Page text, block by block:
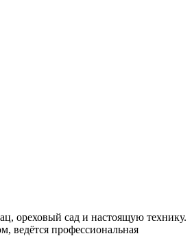
ореховый сад и настоящую технику.
ведётся профессиональная